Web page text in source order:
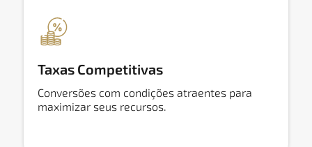
Taxas Competitivas
Conversões com condições atraentes para
maximizar seus recursos.